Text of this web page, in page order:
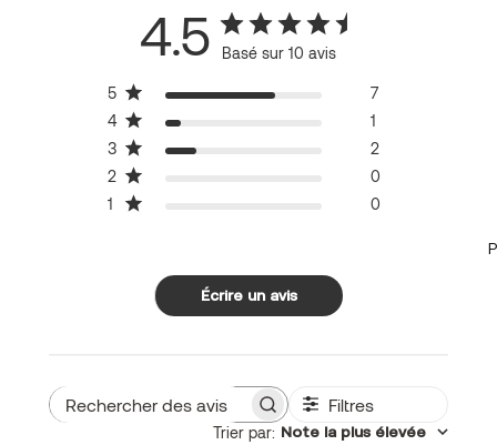
4.5 Basé sur 10 avis
5
7
4
1
3
2
2
0
1
0
Écrire un avis
Rechercher
Filtres
Trier par: Note la plus élevée